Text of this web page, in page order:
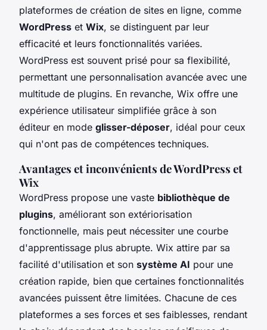
plateformes de création de sites en ligne, comme
WordPress et Wix, se distinguent par leur
efficacité et leurs fonctionnalités variées.
WordPress est souvent prisé pour sa flexibilité,
permettant une personnalisation avancée avec une
multitude de plugins. En revanche, Wix offre une
expérience utilisateur simplifiée grâce à son
éditeur en mode glisser-déposer, idéal pour ceux
qui n'ont pas de compétences techniques.
Avantages et inconvénients de WordPress et
Wix
WordPress propose une vaste bibliothèque de
plugins, améliorant son extériorisation
fonctionnelle, mais peut nécessiter une courbe
d'apprentissage plus abrupte. Wix attire par sa
facilité d'utilisation et son système AI pour une
création rapide, bien que certaines fonctionnalités
avancées puissent être limitées. Chacune de ces
plateformes a ses forces et ses faiblesses, rendant